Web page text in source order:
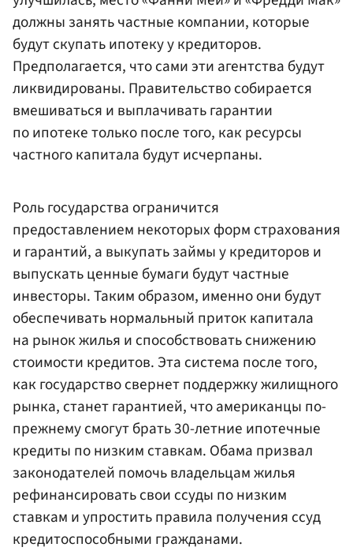
должны занять частные компании, которые
будут скупать ипотеку у кредиторов.
Предполагается, что сами эти агентства будут
ликвидированы. Правительство собирается
вмешиваться и выплачивать гарантии
по ипотеке только после того, как ресурсы
частного капитала будут исчерпаны.
Роль государства ограничится
предоставлением некоторых форм страхования
и гарантий, а выкупать займы у кредиторов и
выпускать ценные бумаги будут частные
инвесторы. Таким образом, именно они будут
обеспечивать нормальный приток капитала
на рынок жилья и способствовать снижению
стоимости кредитов. Эта система после того,
как государство свернет поддержку жилищного
рынка, станет гарантией, что американцы по-
прежнему смогут брать 30-летние ипотечные
кредиты по низким ставкам. Обама призвал
законодателей помочь владельцам жилья
рефинансировать свои ссуды по низким
ставкам и упростить правила получения ссуд
кредитоспособными гражданами.